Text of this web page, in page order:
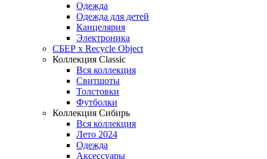
Одежда
Одежда для детей
Канцелярия
Электроника
СБЕР x Recycle Object
Коллекция Classic
Вся коллекция
Свитшоты
Толстовки
Футболки
Коллекция Сибирь
Вся коллекция
Лето 2024
Одежда
Аксессуары